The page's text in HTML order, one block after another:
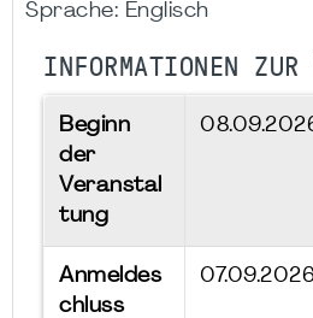
Sprache: Englisch
INFORMATIONEN ZUR
Beginn
der
Veranstal
tung
Anmeldes
chluss